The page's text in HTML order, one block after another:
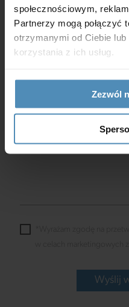
społecznościowym,
Partnerzy mogą połączyć
otrzymanymi od Ciebie
korzystania z ich usług.
Zezwól
Wyślij